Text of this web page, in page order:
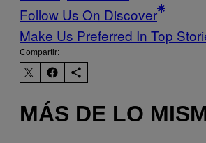
Follow Us On Discover
Make Us Preferred In Top
Compartir:
MÁS DE LO